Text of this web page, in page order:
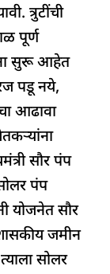
त्रुटींची
पूर्ण
सुरू आहेत
पडू नये,
आढावा
सौर पंप
पंप
योजनेत सौर
जमीन
सोलर